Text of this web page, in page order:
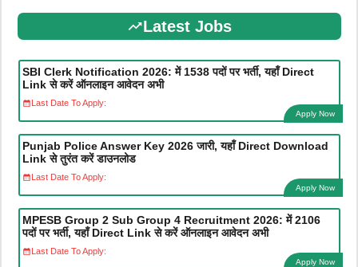
Latest Jobs
SBI Clerk Notification 2026: में 1538 पदों पर भर्ती, यहाँ Direct
Link से करें ऑनलाइन आवेदन अभी
Last Date To Apply:
Apply Now
Punjab Police Answer Key 2026 जारी, यहाँ Direct Download
Link से तुरंत करें डाउनलोड
Last Date To Apply:
Apply Now
MPESB Group 2 Sub Group 4 Recruitment 2026: में 2106
पदों पर भर्ती, यहाँ Direct Link से करें ऑनलाइन आवेदन अभी
Last Date To Apply:
Apply Now